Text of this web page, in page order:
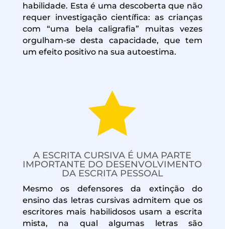
habilidade. Esta é uma descoberta que não
requer investigação científica: as crianças
com “uma bela caligrafia” muitas vezes
orgulham-se desta capacidade, que tem
um efeito positivo na sua autoestima.

A ESCRITA CURSIVA É UMA PARTE
IMPORTANTE DO DESENVOLVIMENTO
DA ESCRITA PESSOAL
Mesmo os defensores da extinção do
ensino das letras cursivas admitem que os
escritores mais habilidosos usam a escrita
mista, na qual algumas letras são